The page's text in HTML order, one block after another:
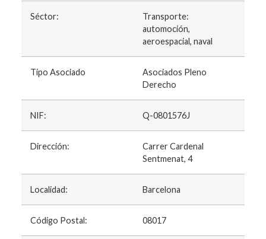
Séctor:
Transporte:
automoción,
aeroespacial, naval
Tipo Asociado
Asociados Pleno
Derecho
NIF: Q-0801576J
Dirección:
Carrer Cardenal
Sentmenat, 4
Localidad: Barcelona
Código Postal: 08017